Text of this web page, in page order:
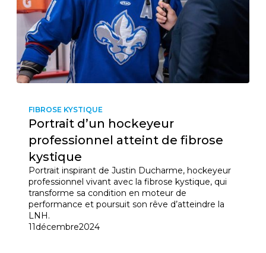
FIBROSE KYSTIQUE
Portrait d’un hockeyeur
professionnel atteint de fibrose
kystique
Portrait inspirant de Justin Ducharme, hockeyeur
professionnel vivant avec la fibrose kystique, qui
transforme sa condition en moteur de
performance et poursuit son rêve d’atteindre la
LNH.
11décembre2024